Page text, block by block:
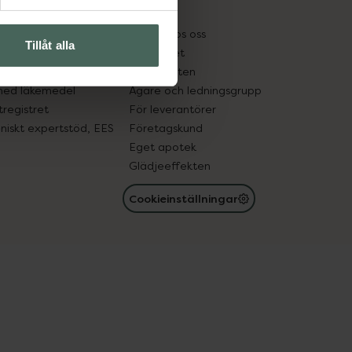
Tillåt alla
in gammal medicin
läkemedel
expertstöd, EES
Pressrum
Jobba hos oss
Hållbarhet
Samarbeten
Ägare och ledningsgrupp
För leverantörer
Företagskund
Eget apotek
Glädjeeffekten
Cookieinställningar